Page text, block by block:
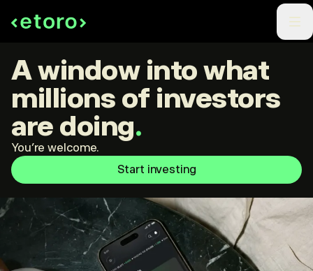
A window into what
millions of investors
are doing.
You're welcome.
Start investing